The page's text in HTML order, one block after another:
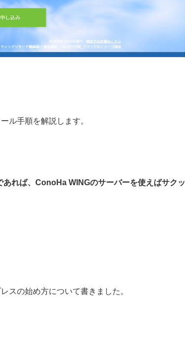
ル手順を解説します。
れば、ConoHa WINGのサーバーを使えばサクッ
スの始め方について書きました。